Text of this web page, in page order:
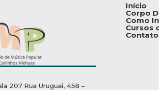
207 Rua Uruguai, 458 –
Início
Corpo
Como
Cursos
Contato